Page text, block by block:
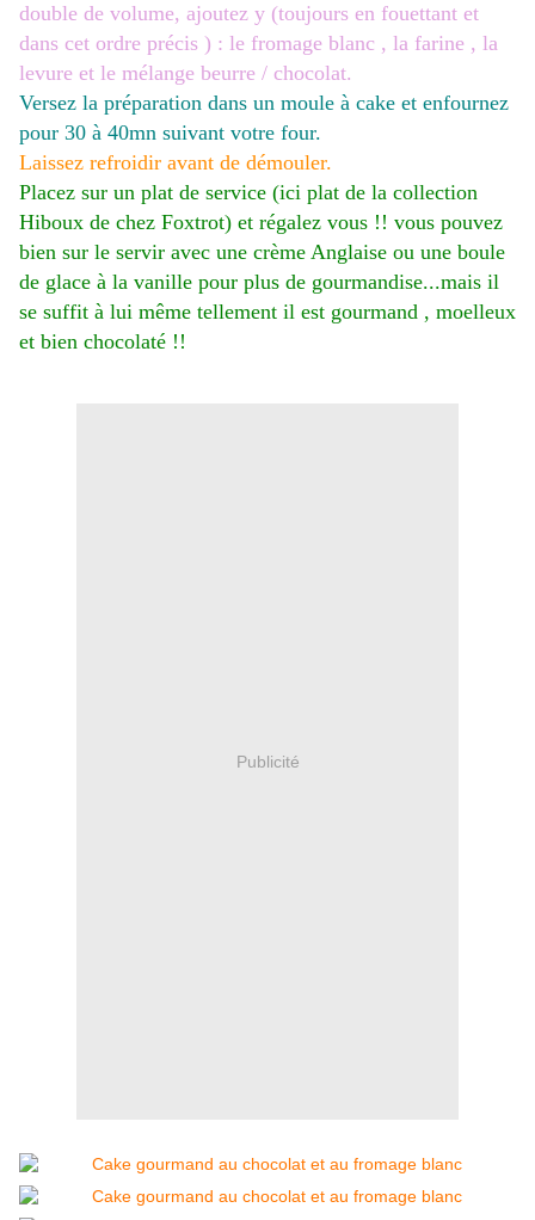
double de volume, ajoutez y (toujours en fouettant et
dans cet ordre précis ) : le fromage blanc , la farine , la
levure et le mélange beurre / chocolat.
Versez la préparation dans un moule à cake et enfournez
pour 30 à 40mn suivant votre four.
Laissez refroidir avant de démouler.
Placez sur un plat de service (ici plat de la collection
Hiboux de chez Foxtrot) et régalez vous !! vous pouvez
bien sur le servir avec une crème Anglaise ou une boule
de glace à la vanille pour plus de gourmandise...mais il
se suffit à lui même tellement il est gourmand , moelleux
et bien chocolaté !!
Publicité